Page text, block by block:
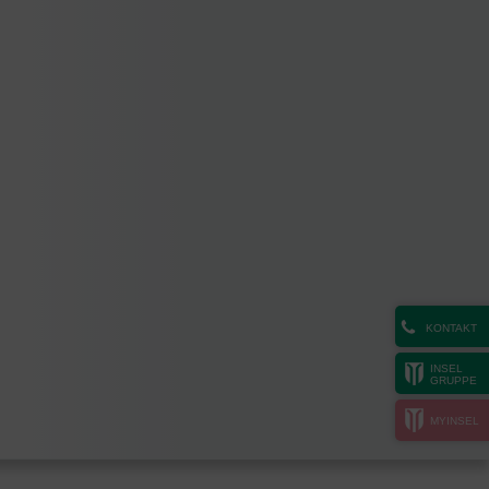
KONTAKT
INSEL
GRUPPE
MYINSEL